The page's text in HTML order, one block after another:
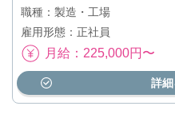
職種：製造・工場
雇用形態：正社員
月給：225,000円〜
詳